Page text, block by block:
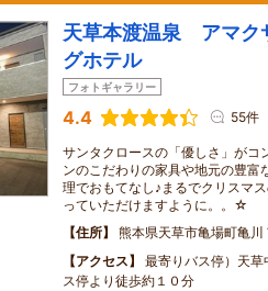
天草本渡温泉 アマ
グホテル
フォトギャラリー
4.4 55件
サンタクロースの「優しさ」がコ
ンのこだわりの家具や地元の豊富
理でおもてなし♪まるでクリスマ
っていただけますように。。☆
住所
熊本県天草市亀場町亀川
アクセス
最寄りバス停）天
ス停より徒歩約１０分